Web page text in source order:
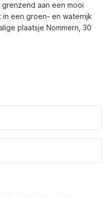
aan een mooi
een groen- en waterrijk
plaatsje Nommern, 30